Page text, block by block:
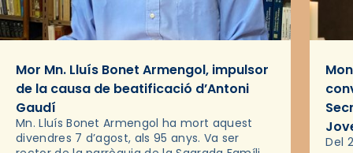
Mor Mn. Lluís Bonet Armengol, impulsor
de la causa de beatificació d’Antoni
Gaudí
Mn. Lluís Bonet Armengol ha mort aquest
divendres 7 d’agost, als 95 anys. Va ser
Del